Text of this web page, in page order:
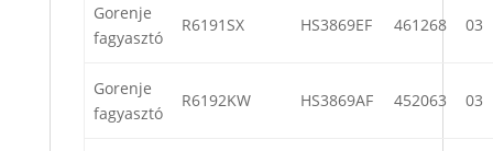
Gorenje
fagyasztó
R6191SX HS3869EF 461268 03
Gorenje
fagyasztó
R6192KW HS3869AF 452063 03